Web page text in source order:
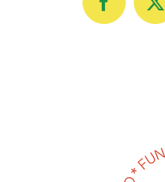
Facebook
X